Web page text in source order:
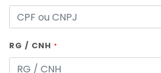
RG / CNH *